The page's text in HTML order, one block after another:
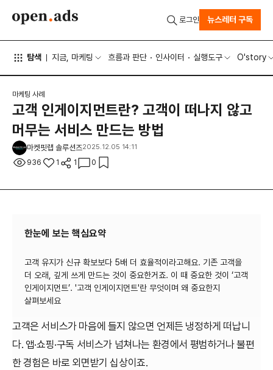
탐색 지금, 마케팅 흐름과 판단 인사이터 실행도구 O'story
로그인 뉴스레터 구독
마케팅 사례
고객 인게이지먼트란? 고객이 떠나지 않고
머무는 서비스 만드는 방법
마켓핏랩 솔루션즈2025.12.05 14:11
936 1 1 0
한눈에 보는 핵심요약
고객 유지가 신규 확보보다 5배 더 효율적이라고해요. 기존 고객을
더 오래, 깊게 쓰게 만드는 것이 중요한거죠. 이 때 중요한 것이 ‘고객
인게이지먼트’. '고객 인게이지먼트'란 무엇이며 왜 중요한지
고객은 서비스가 마음에 들지 않으면 언제든 냉정하게 떠납니
다. 앱·쇼핑·구독 서비스가 넘쳐나는 환경에서 평범하거나 불편
한 경험은 바로 외면받기 십상이죠.